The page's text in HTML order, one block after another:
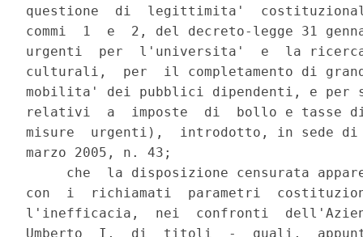
questione  di  legittimita'
commi  1  e  2, del decreto-legge 31
urgenti  per  l'universita'  e  la
culturali,  per  il completamento di
mobilita' dei pubblici dipendenti, e per
relativi  a  imposte  di  bollo e tasse di
misure  urgenti),  introdotto, in sede di
marzo 2005, n. 43;
che  la disposizione censurata
con  i  richiamati  parametri
l'inefficacia,  nei  confronti
Umberto  I,  di  titoli  -  quali,